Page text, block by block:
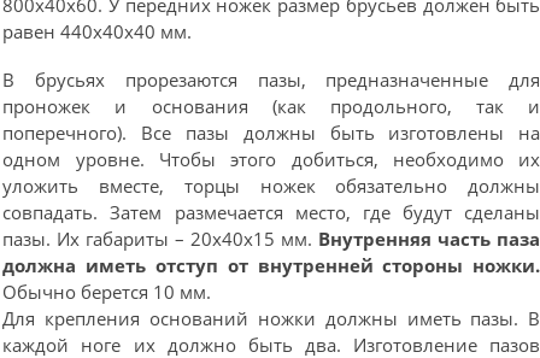
800х40х60. У передних ножек размер брусьев должен быть
равен 440х40х40 мм.
В брусьях прорезаются пазы, предназначенные для
проножек и основания (как продольного, так и
поперечного). Все пазы должны быть изготовлены на
одном уровне. Чтобы этого добиться, необходимо их
уложить вместе, торцы ножек обязательно должны
совпадать. Затем размечается место, где будут сделаны
пазы. Их габариты – 20х40х15 мм. Внутренняя часть паза
должна иметь отступ от внутренней стороны ножки.
Обычно берется 10 мм.
Для крепления оснований ножки должны иметь пазы. В
каждой ноге их должно быть два. Изготовление пазов